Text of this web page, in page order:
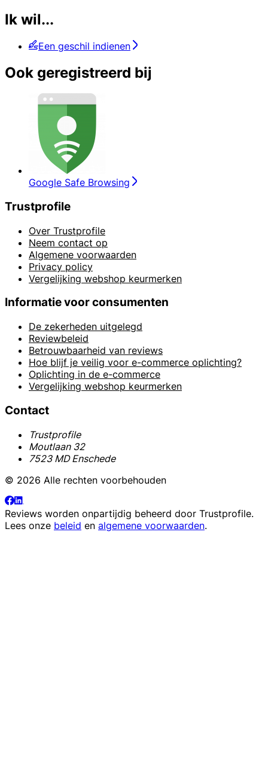
Ik wil...
Een geschil indienen
Ook geregistreerd bij
Google Safe Browsing
Trustprofile
Over Trustprofile
Neem contact op
Algemene voorwaarden
Privacy policy
Vergelijking webshop keurmerken
Informatie voor consumenten
De zekerheden uitgelegd
Reviewbeleid
Betrouwbaarheid van reviews
Hoe blijf je veilig voor e-commerce oplichting?
Oplichting in de e-commerce
Vergelijking webshop keurmerken
Contact
Trustprofile
Moutlaan 32
7523 MD Enschede
© 2026 Alle rechten voorbehouden
Reviews worden onpartijdig beheerd door Trustprofile.
Lees onze beleid en algemene voorwaarden.